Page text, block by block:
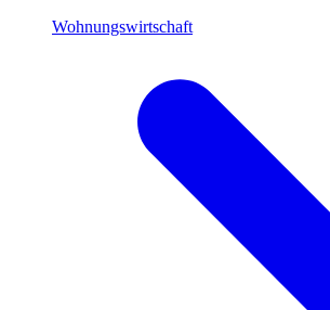
Wohnungswirtschaft